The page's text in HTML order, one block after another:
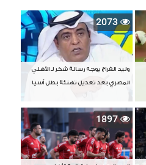
2073
وليد الفراج يوجه رسالة شكر لـ الأهلي
المصري بعد تعديل تهنئة بطل آسيا
1897